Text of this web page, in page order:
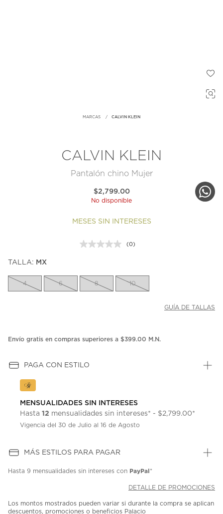
MARCAS CALVIN KLEIN
CALVIN KLEIN
Pantalón chino Mujer
$2,799.00
No disponible
MESES SIN INTERESES
Sin
la
misma
(0)
TALLA: MX
4 6 8 10
GUÍA DE TALLAS
Envío gratis en compras superiores a $399.00 M.N.
PAGA CON ESTILO
MENSUALIDADES SIN INTERESES
Hasta 12 mensualidades sin intereses* - $2,799.00*
Vigencia del 30 de Julio al 16 de Agosto
MÁS ESTILOS PARA PAGAR
Hasta 9 mensualidades sin intereses con PayPal*
DETALLE DE PROMOCIONES
Los montos mostrados pueden variar si durante la compra se aplican
descuentos, promociones o beneficios Palacio